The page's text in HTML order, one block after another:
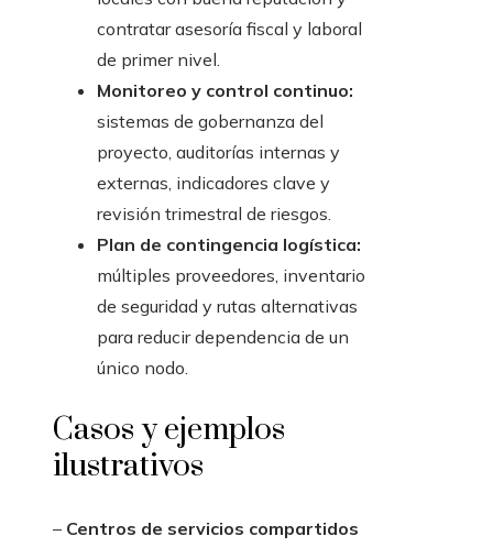
contratar asesoría fiscal y laboral
de primer nivel.
Monitoreo y control continuo:
sistemas de gobernanza del
proyecto, auditorías internas y
externas, indicadores clave y
revisión trimestral de riesgos.
Plan de contingencia logística:
múltiples proveedores, inventario
de seguridad y rutas alternativas
para reducir dependencia de un
único nodo.
Casos y ejemplos
ilustrativos
– Centros de servicios compartidos